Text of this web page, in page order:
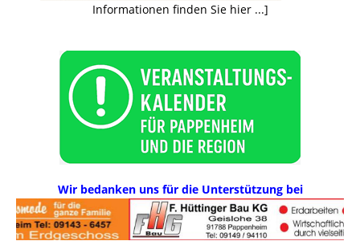
Informationen finden Sie hier ...]
Wir bedanken uns für die Unterstützung bei